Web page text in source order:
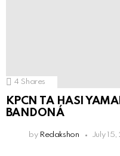
4 Shares
KPCN TA HASI
BANDONÁ
by Redakshon July